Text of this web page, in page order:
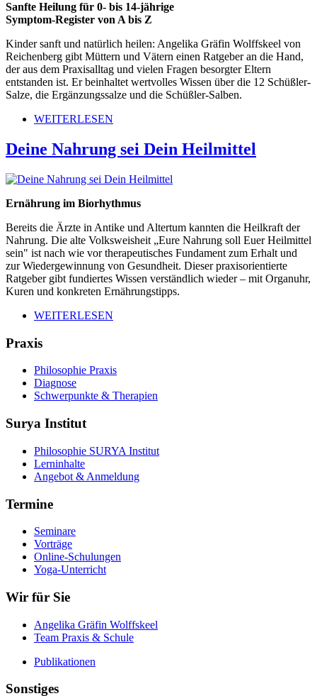
Sanfte Heilung für 0- bis 14-jährige
Symptom-Register von A bis Z
Kinder sanft und natürlich heilen: Angelika Gräfin Wolffskeel von
Reichenberg gibt Müttern und Vätern einen Ratgeber an die Hand,
der aus dem Praxisalltag und vielen Fragen besorgter Eltern
entstanden ist. Er beinhaltet wertvolles Wissen über die 12 Schüßler-
Salze, die Ergänzungssalze und die Schüßler-Salben.
WEITERLESEN
Deine Nahrung sei Dein Heilmittel
Ernährung im Biorhythmus
Bereits die Ärzte in Antike und Altertum kannten die Heilkraft der
Nahrung. Die alte Volksweisheit „Eure Nahrung soll Euer Heilmittel
sein" ist nach wie vor therapeutisches Fundament zum Erhalt und
zur Wiedergewinnung von Gesundheit. Dieser praxisorientierte
Ratgeber gibt fundiertes Wissen verständlich wieder – mit Organuhr,
Kuren und konkreten Ernährungstipps.
WEITERLESEN
Praxis
Philosophie Praxis
Diagnose
Schwerpunkte & Therapien
Surya Institut
Philosophie SURYA Institut
Lerninhalte
Angebot & Anmeldung
Termine
Seminare
Vorträge
Online-Schulungen
Yoga-Unterricht
Wir für Sie
Angelika Gräfin Wolffskeel
Team Praxis & Schule
Publikationen
Sonstiges